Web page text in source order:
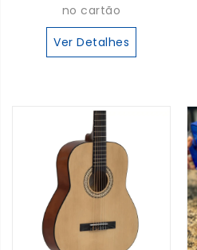
no cartão
Ver Detalhes